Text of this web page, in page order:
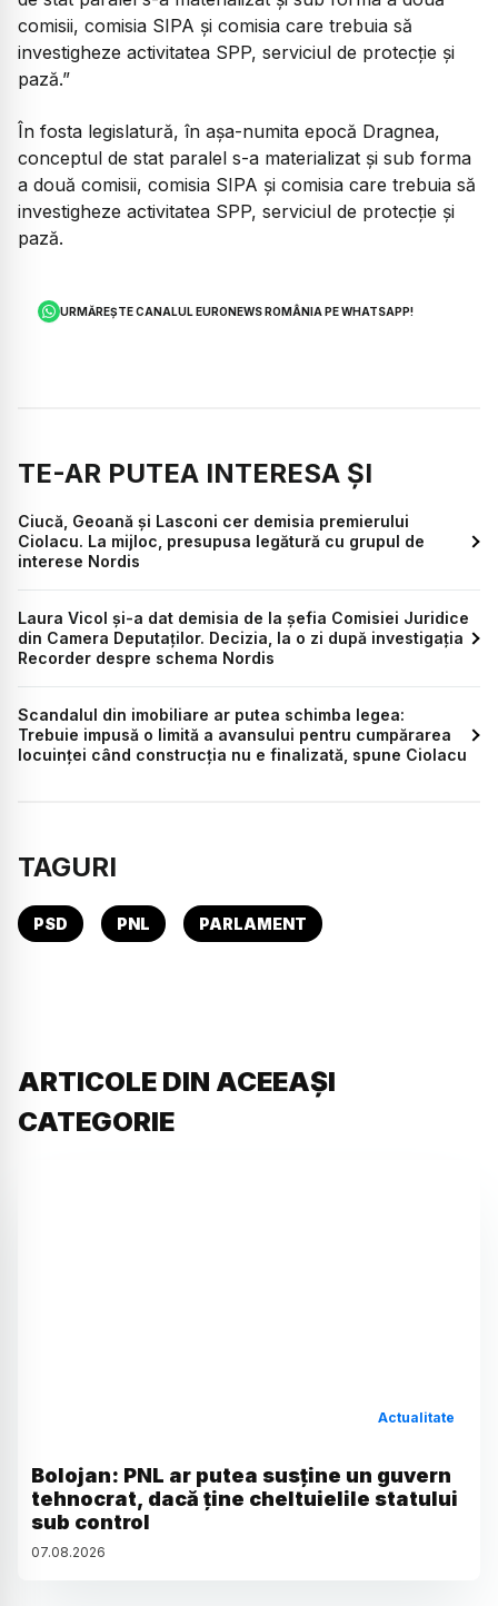
comisii, comisia SIPA și comisia care trebuia să
investigheze activitatea SPP, serviciul de protecție și
pază.”
În fosta legislatură, în așa-numita epocă Dragnea,
conceptul de stat paralel s-a materializat și sub forma
a două comisii, comisia SIPA și comisia care trebuia să
investigheze activitatea SPP, serviciul de protecție și
pază.
URMĂREȘTE CANALUL EURONEWS ROMÂNIA PE WHATSAPP!
TE-AR PUTEA INTERESA ȘI
Ciucă, Geoană și Lasconi cer demisia premierului
Ciolacu. La mijloc, presupusa legătură cu grupul de
interese Nordis
Laura Vicol și-a dat demisia de la șefia Comisiei Juridice
din Camera Deputaților. Decizia, la o zi după investigația
Recorder despre schema Nordis
Scandalul din imobiliare ar putea schimba legea:
Trebuie impusă o limită a avansului pentru cumpărarea
locuinței când construcția nu e finalizată, spune Ciolacu
TAGURI
PSD PNL PARLAMENT
ARTICOLE DIN ACEEAȘI
CATEGORIE
Actualitate
Bolojan: PNL ar putea susține un guvern
tehnocrat, dacă ține cheltuielile statului
sub control
07.08.2026